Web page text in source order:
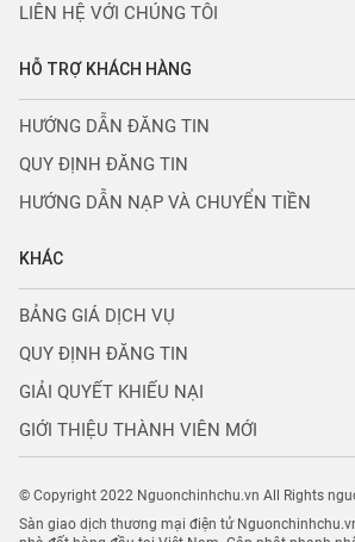
LIÊN HỆ VỚI CHÚNG TÔI
HỖ TRỢ KHÁCH HÀNG
HƯỚNG DẪN ĐĂNG TIN
QUY ĐỊNH ĐĂNG TIN
HƯỚNG DẪN NẠP VÀ CHUYỂN TIỀN
KHÁC
BẢNG GIÁ DỊCH VỤ
QUY ĐỊNH ĐĂNG TIN
GIẢI QUYẾT KHIẾU NẠI
GIỚI THIỆU THÀNH VIÊN MỚI
© Copyright 2022 Nguonchinhchu.vn All Rights
Sàn giao dịch thương mại điện tử